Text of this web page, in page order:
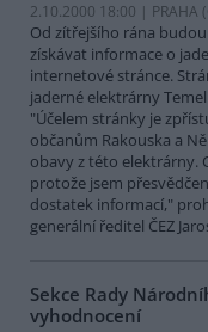
2.10.2000 18:00 | PRAHA (
Od zítřejšího rána
získávat informace o
internetové stránce.
jaderné elektrárny
"Účelem stránky je
občanům Rakouska a
obavy z této elektrárny.
protože jsem
dostatek informací,"
generální ředitel ČEZ
Sekce Rady
vyhodnocení